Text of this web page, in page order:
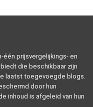
één prijsvergelijkings- en
die beschikbaar zijn
laatst toegevoegde blogs.
door hun
inhoud is afgeleid van hun